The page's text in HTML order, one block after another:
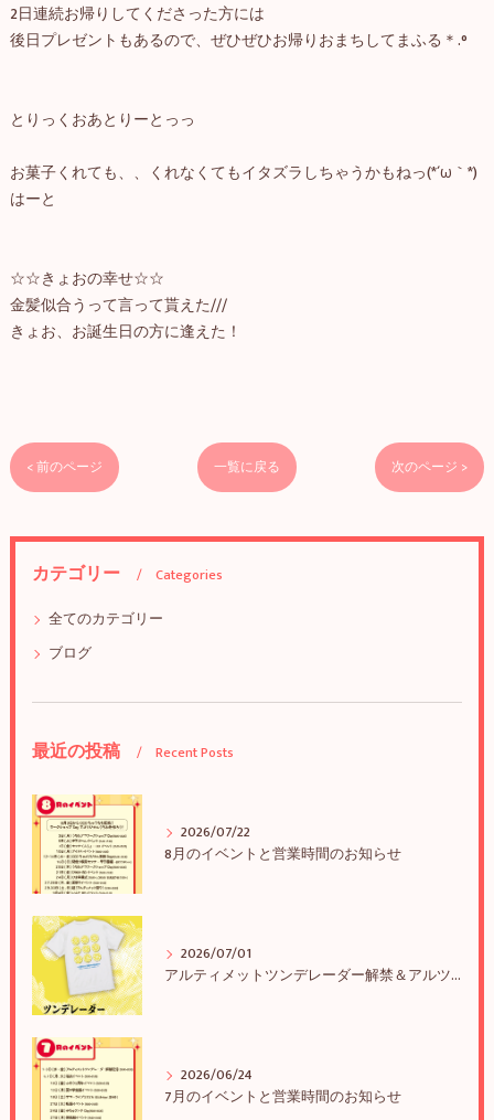
2日連続お帰りしてくださった方には
後日プレゼントもあるので、ぜひぜひお帰りおまちしてまふる＊.°
とりっくおあとりーとっっ
お菓子くれても、、くれなくてもイタズラしちゃうかもねっ(*´ω｀*)
はーと
☆☆きょおの幸せ☆☆
金髪似合うって言って貰えた///
きょお、お誕生日の方に逢えた！
< 前のページ 一覧に戻る 次のページ >
カテゴリー
Categories
全てのカテゴリー
ブログ
最近の投稿 Recent Posts
2026/07/22
8月のイベントと営業時間のお知らせ
2026/07/01
アルティメットツンデレーダー解禁＆アルツンBIGTEE販売のお知らせ
2026/06/24
7月のイベントと営業時間のお知らせ